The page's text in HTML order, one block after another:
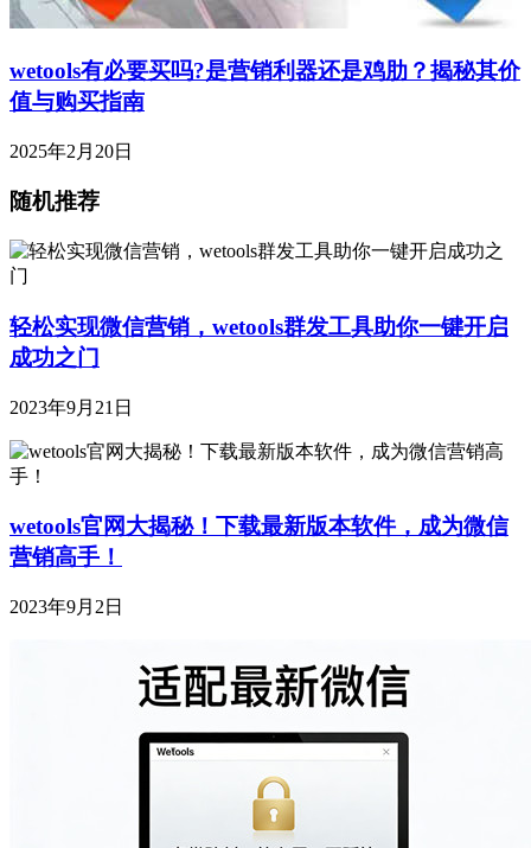
wetools有必要买吗?是营销利器还是鸡肋？揭秘其价
值与购买指南
2025年2月20日
随机推荐
轻松实现微信营销，wetools群发工具助你一键开启
成功之门
2023年9月21日
wetools官网大揭秘！下载最新版本软件，成为微信
营销高手！
2023年9月2日